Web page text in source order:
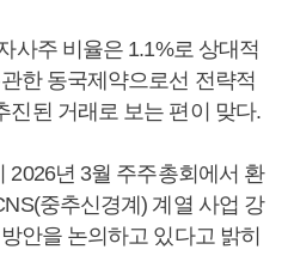
사주 비율은 1.1%로 상대적
한 동국제약으로선 전략적
진된 거래로 보는 편이 맞다.
2026년 3월 주주총회에서 환
중추신경계) 계열 사업 강
안을 논의하고 있다고 밝히